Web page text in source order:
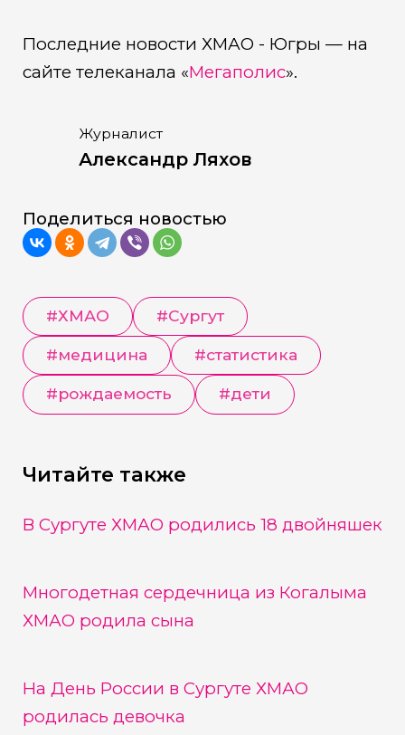
Последние новости ХМАО - Югры — на
сайте телеканала «Мегаполис».
Журналист
Александр Ляхов
Поделиться новостью
#ХМАО #Сургут
#медицина #статистика
#рождаемость #дети
Читайте также
В Сургуте ХМАО родились 18 двойняшек
Многодетная сердечница из Когалыма
ХМАО родила сына
На День России в Сургуте ХМАО
родилась девочка